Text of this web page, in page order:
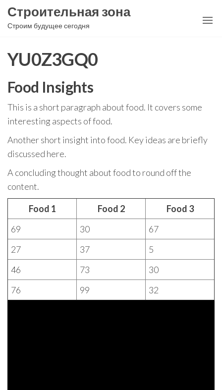
Перейти
Строительная зона
Строим будущее сегодня
YU0Z3GQ0
Food Insights
This is a short paragraph about food. It covers some
interesting aspects of food.
Another short insight into food. Key ideas are briefly
discussed here.
A concluding thought about food to round off the
content.
Food 1 Food 2
Food 3
69
30
67
27
37
5
46
73
30
76
99 32